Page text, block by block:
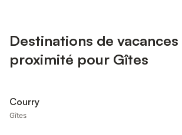
Destinations de vacances
proximité pour Gîtes
Courry
Gîtes